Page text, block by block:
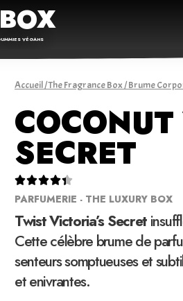
VÉGANS
Accueil/The Fragrance Box/Brume
SECRET

PARFUMERIE - THE LUXURY BOX
Twist Victoria’s Secret
Cette célèbre brume de
senteurs somptueuses et
et enivrantes.